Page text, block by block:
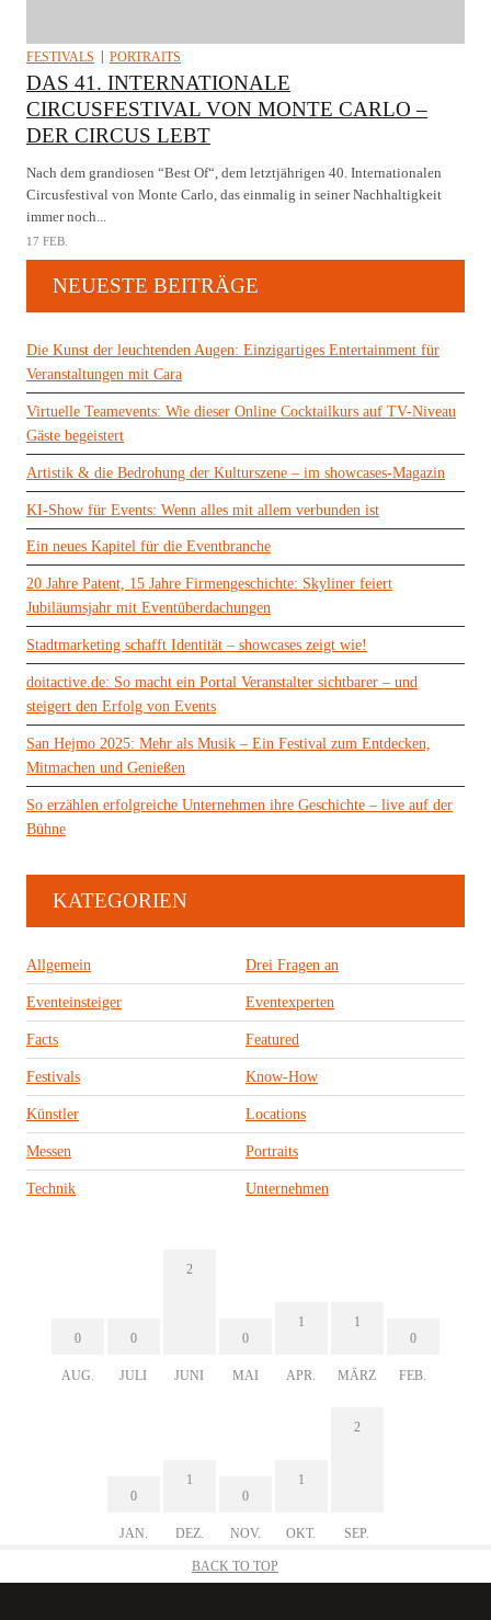
FESTIVALS PORTRAITS
DAS 41. INTERNATIONALE
CIRCUSFESTIVAL VON MONTE CARLO –
DER CIRCUS LEBT
Nach dem grandiosen “Best Of“, dem letztjährigen 40. Internationalen
Circusfestival von Monte Carlo, das einmalig in seiner Nachhaltigkeit
immer noch...
17 FEB.
NEUESTE BEITRÄGE
Die Kunst der leuchtenden Augen: Einzigartiges Entertainment für
Veranstaltungen mit Cara
Virtuelle Teamevents: Wie dieser Online Cocktailkurs auf TV-Niveau
Gäste begeistert
Artistik & die Bedrohung der Kulturszene – im showcases-Magazin
KI-Show für Events: Wenn alles mit allem verbunden ist
Ein neues Kapitel für die Eventbranche
20 Jahre Patent, 15 Jahre Firmengeschichte: Skyliner feiert
Jubiläumsjahr mit Eventüberdachungen
Stadtmarketing schafft Identität – showcases zeigt wie!
doitactive.de: So macht ein Portal Veranstalter sichtbarer – und
steigert den Erfolg von Events
San Hejmo 2025: Mehr als Musik – Ein Festival zum Entdecken,
Mitmachen und Genießen
So erzählen erfolgreiche Unternehmen ihre Geschichte – live auf der
Bühne
KATEGORIEN
Allgemein Drei Fragen an
Eventeinsteiger Eventexperten
Facts Featured
Festivals Know-How
Künstler Locations
Messen Portraits
Technik Unternehmen
0
AUG.
0
JULI
2
JUNI
0
MAI
1
APR.
1
MÄRZ
0
FEB.
0
JAN.
1
DEZ.
0
NOV.
1
OKT.
2
SEP.
BACK TO TOP